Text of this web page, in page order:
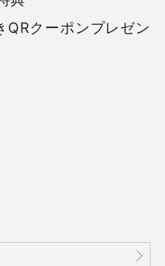
QRクーポンプレゼン